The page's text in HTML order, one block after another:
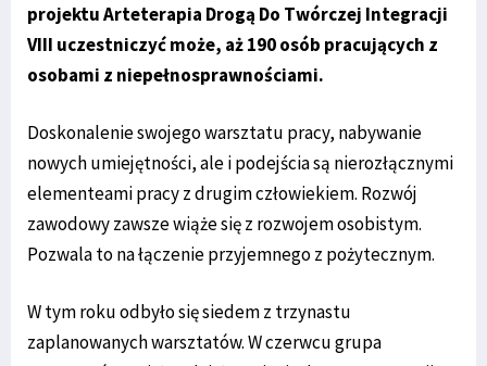
projektu Arteterapia Drogą Do Twórczej Integracji
VIII uczestniczyć może, aż 190 osób pracujących z
osobami z niepełnosprawnościami.
Doskonalenie swojego warsztatu pracy, nabywanie
nowych umiejętności, ale i podejścia są nierozłącznymi
elementeami pracy z drugim człowiekiem. Rozwój
zawodowy zawsze wiąże się z rozwojem osobistym.
Pozwala to na łączenie przyjemnego z pożytecznym.
W tym roku odbyło się siedem z trzynastu
zaplanowanych warsztatów. W czerwcu grupa